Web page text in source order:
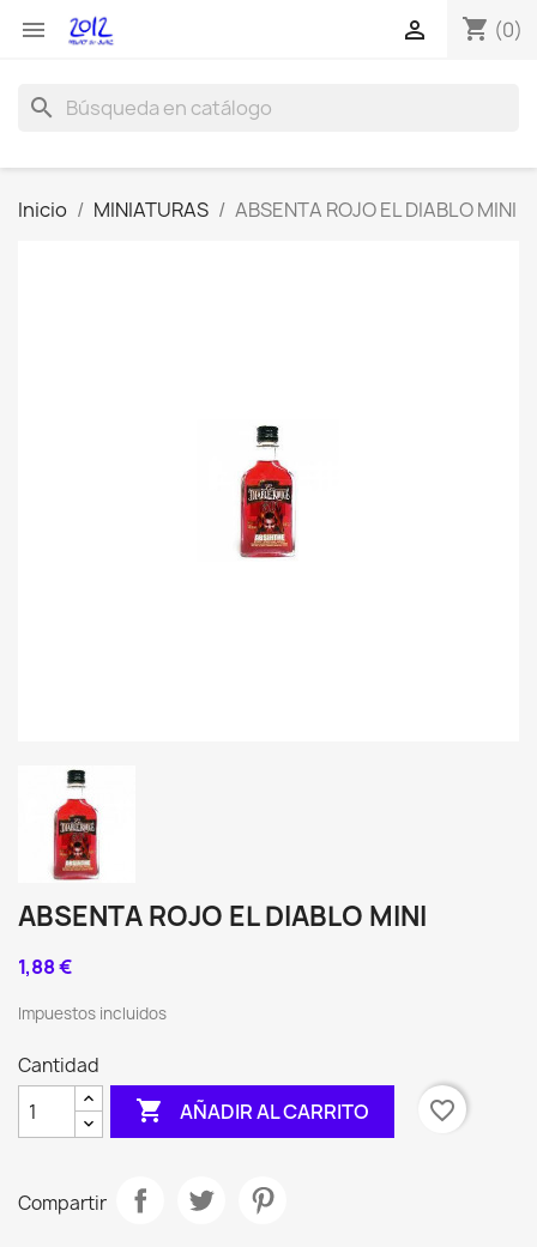
 shopping_cart (0)

search
Inicio MINIATURAS ABSENTA ROJO EL DIABLO MINI
ABSENTA ROJO EL DIABLO MINI
1,88 €
Impuestos incluidos
Cantidad
 AÑADIR AL CARRITO favorite_border
Compartir